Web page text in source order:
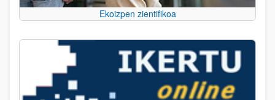
Ekoizpen zientifikoa